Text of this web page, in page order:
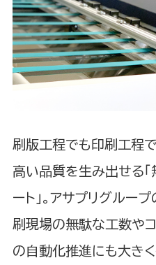
刷版工程でも印刷工程
高い品質を生み出せる
ート」。アサプリグルー
刷現場の無駄な工数や
の自動化推進にも大き